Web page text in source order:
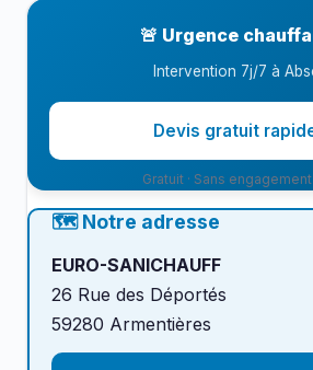
logement et votre budget.
🚨 Urgence
Intervention 7j/7 à
Devis gratuit
Gratuit · Sans engagement
🗺️ Notre adresse
EURO-SANICHAUFF
26 Rue des Déportés
59280 Armentières